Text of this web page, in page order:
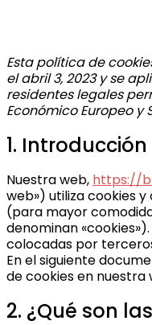
Esta política de
el abril 3, 2023 y se
residentes legales
Económico Europeo y
1. Introducción
Nuestra web, https://
web») utiliza cookies
(para mayor
denominan
colocadas por
En el siguiente
de cookies en nuestra
2. ¿Qué son